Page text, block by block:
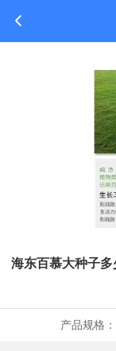
海东百慕大种子
产品规格：